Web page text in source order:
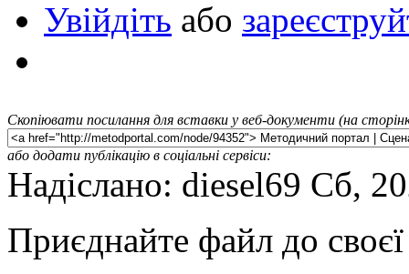
Увійдіть або
Скопіювати посилання для вставки у веб-документи (на
або додати публікацію в соціальні сервіси:
Надіслано: diesel69 Сб,
Приєднайте файл до своєї